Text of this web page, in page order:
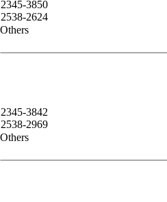
2345-3850
2538-2624
Others
2345-3842
2538-2969
Others